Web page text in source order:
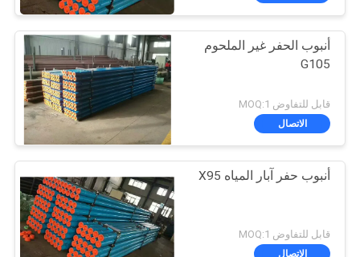
أنبوب الحفر غير الملحوم
G105
قابل للتفاوض MOQ:1
الاتصال
أنبوب حفر آبار المياه X95
قابل للتفاوض MOQ:1
الاتصال